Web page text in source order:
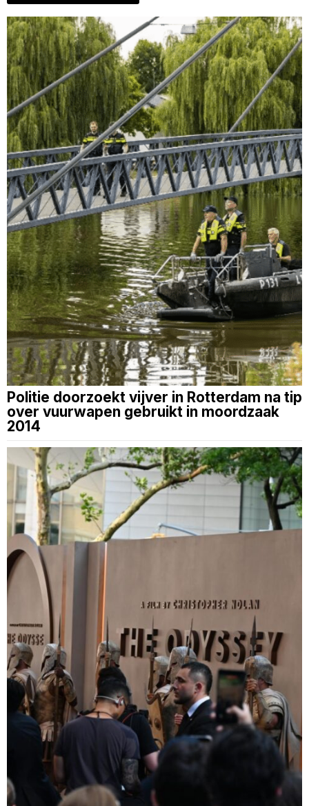
Politie doorzoekt vijver in Rotterdam na tip
over vuurwapen gebruikt in moordzaak
2014